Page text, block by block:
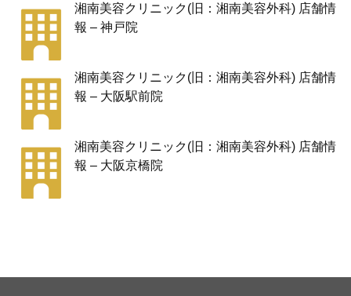
湘南美容クリニック(旧：湘南美容外科) 店舗情
報 – 神戸院
湘南美容クリニック(旧：湘南美容外科) 店舗情
報 – 大阪駅前院
湘南美容クリニック(旧：湘南美容外科) 店舗情
報 – 大阪京橋院